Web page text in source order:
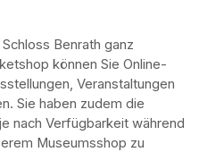
Benrath ganz
können Sie Online-
Veranstaltungen
Sie haben zudem die
nach Verfügbarkeit während
Museumsshop zu